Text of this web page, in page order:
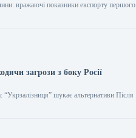
вражаючі показники експорту першого
загрози з боку Росії
шукає альтернативи Після